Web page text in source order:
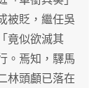
被貶，繼任吳
竟似欲滅其
。焉知，驛馬
林頭顱已落在